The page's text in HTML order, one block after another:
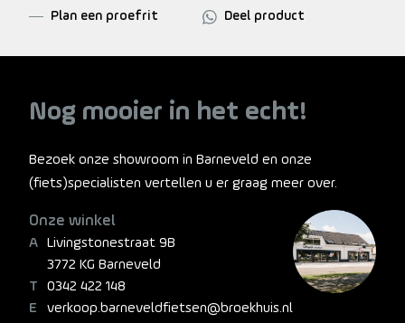
Plan een proefrit Deel product
Nog mooier in het echt!
Bezoek onze showroom in Barneveld en onze
(fiets)specialisten vertellen u er graag meer over.
Onze winkel
Livingstonestraat 9B
3772 KG Barneveld
0342 422 148
verkoop.barneveldfietsen@broekhuis.nl